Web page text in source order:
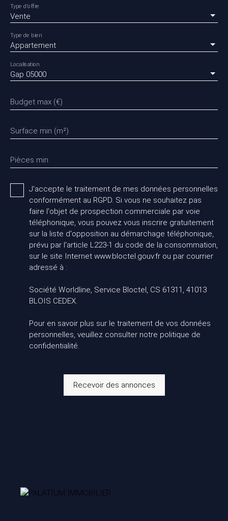
Vente
Type d'offre
Appartement
Type de bien
Gap 05000
Localisation
Budget max (€)
Surface min (m²)
Pièces min
J'accepte le traitement de mes données personnelles
conformément au RGPD. Si vous ne souhaitez pas
faire l'objet de prospection commerciale par voie
téléphonique, vous pouvez vous inscrire gratuitement
sur la liste d'opposition au démarchage téléphonique,
prévu par l'article L223-1 du code de la consommation,
sur le site Internet www.bloctel.gouv.fr ou par courrier
adressé à :
Société Worldline, Service Bloctel, CS 61311, 41013
BLOIS CEDEX.
Pour en savoir plus sur le traitement de vos données
personnelles, veuillez consulter notre politique de
confidentialité.
Recevoir des annonces